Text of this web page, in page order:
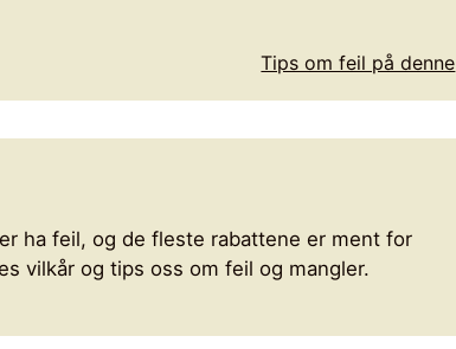
Tips om feil på denne
ha feil, og de fleste rabattene er ment for
vilkår og tips oss om feil og mangler.